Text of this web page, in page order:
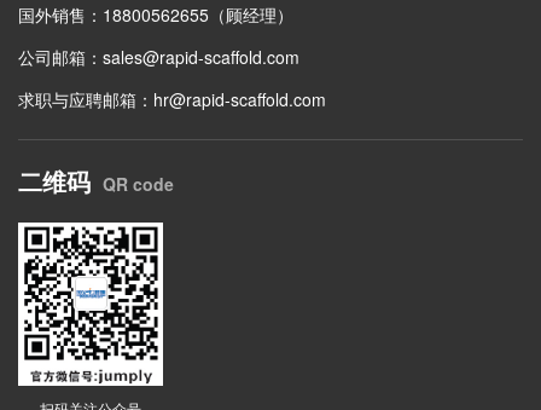
国外销售：18800562655（顾经理）
公司邮箱： sales@rapid-scaffold.com
求职与应聘邮箱： hr@rapid-scaffold.com
二维码 QR code